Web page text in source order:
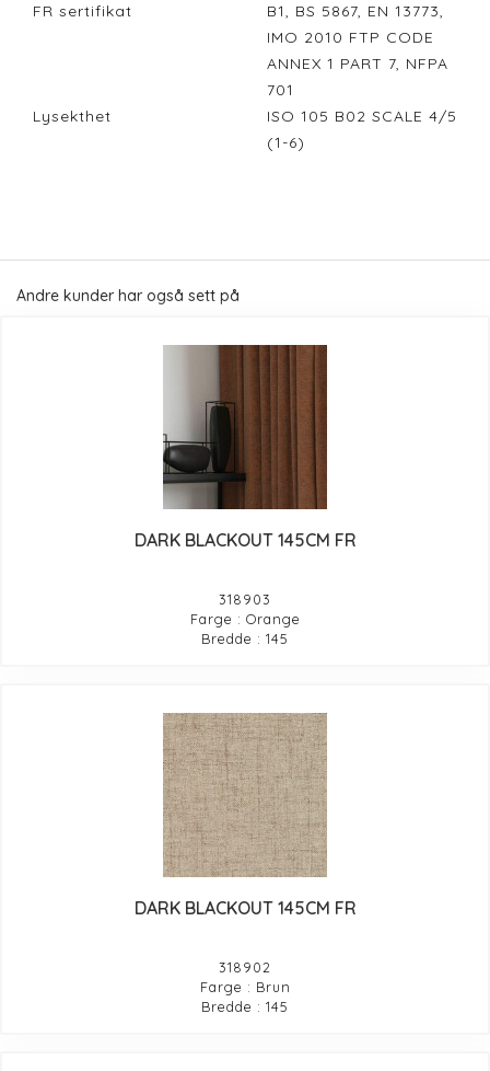
FR sertifikat
B1, BS 5867, EN 13773,
IMO 2010 FTP CODE
ANNEX 1 PART 7, NFPA
701
Lysekthet
ISO 105 B02 SCALE 4/5
(1-6)
Andre kunder har også sett på
DARK BLACKOUT 145CM FR
318903
Farge : Orange
Bredde : 145
DARK BLACKOUT 145CM FR
318902
Farge : Brun
Bredde : 145